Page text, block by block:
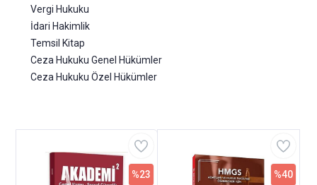
Vergi Hukuku
İdari Hakimlik
Temsil Kitap
Ceza Hukuku Genel Hükümler
Ceza Hukuku Özel Hükümler
%23 %40